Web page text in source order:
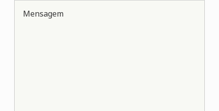
Mensagem